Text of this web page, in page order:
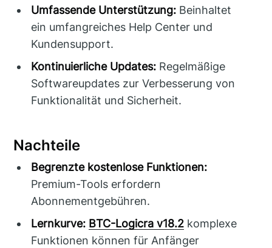
Umfassende Unterstützung: Beinhaltet
ein umfangreiches Help Center und
Kundensupport.
Kontinuierliche Updates: Regelmäßige
Softwareupdates zur Verbesserung von
Funktionalität und Sicherheit.
Nachteile
Begrenzte kostenlose Funktionen:
Premium-Tools erfordern
Abonnementgebühren.
Lernkurve: BTC-Logicra v18.2 komplexe
Funktionen können für Anfänger